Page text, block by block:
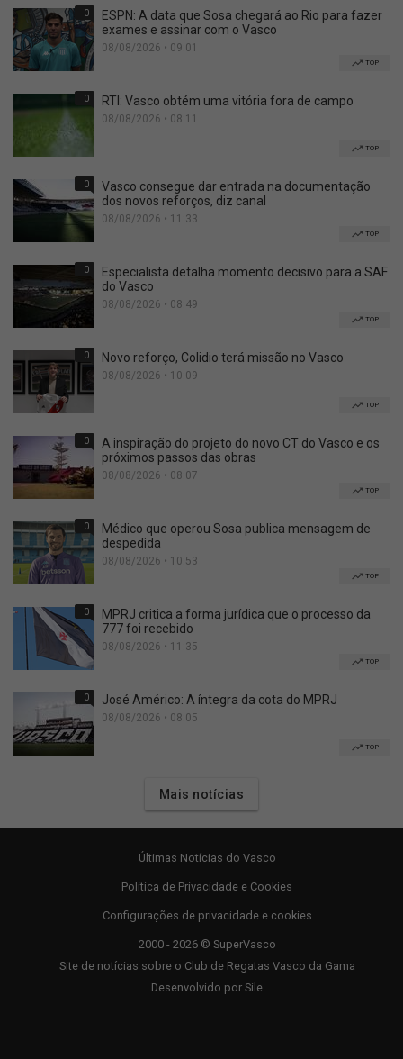
0
ESPN: A data que Sosa chegará ao Rio para fazer
exames e assinar com o Vasco
08/08/2026 • 09:01
TOP
0 RTI: Vasco obtém uma vitória fora de campo
08/08/2026 • 08:11
TOP
0
Vasco consegue dar entrada na documentação
dos novos reforços, diz canal
08/08/2026 • 11:33
TOP
0
Especialista detalha momento decisivo para a SAF
do Vasco
08/08/2026 • 08:49
TOP
0 Novo reforço, Colidio terá missão no Vasco
08/08/2026 • 10:09
TOP
0
A inspiração do projeto do novo CT do Vasco e os
próximos passos das obras
08/08/2026 • 08:07
TOP
0
Médico que operou Sosa publica mensagem de
despedida
08/08/2026 • 10:53
TOP
0
MPRJ critica a forma jurídica que o processo da
777 foi recebido
08/08/2026 • 11:35
TOP
0 José Américo: A íntegra da cota do MPRJ
08/08/2026 • 08:05
TOP
Mais notícias
Últimas Notícias do Vasco
Política de Privacidade e Cookies
Configurações de privacidade e cookies
2000 - 2026 © SuperVasco
Site de notícias sobre o Club de Regatas Vasco da Gama
Desenvolvido por Sile